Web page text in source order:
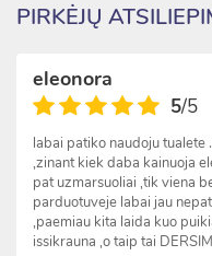
PIRKĖJŲ
eleonora
5/5
labai patiko naudoju tualete
,zinant kiek daba kainuoja
pat uzmarsuoliai ,tik viena
parduotuveje labai jau
,paemiau kita laida kuo
issikrauna ,o taip tai